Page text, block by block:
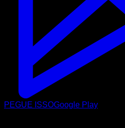
PEGUE ISSOGoogle Play